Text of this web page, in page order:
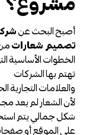
أصبح البحث عنشركة
تصميم شعاراتمن أول
الخطوات الأساسية التي
تهتم بها الشركات
والعلامات التجارية الحديثة،
لأن الشعار لم يعد مجرد
شكل جمالي يتم استخدامه
على الموقع أو صفحات